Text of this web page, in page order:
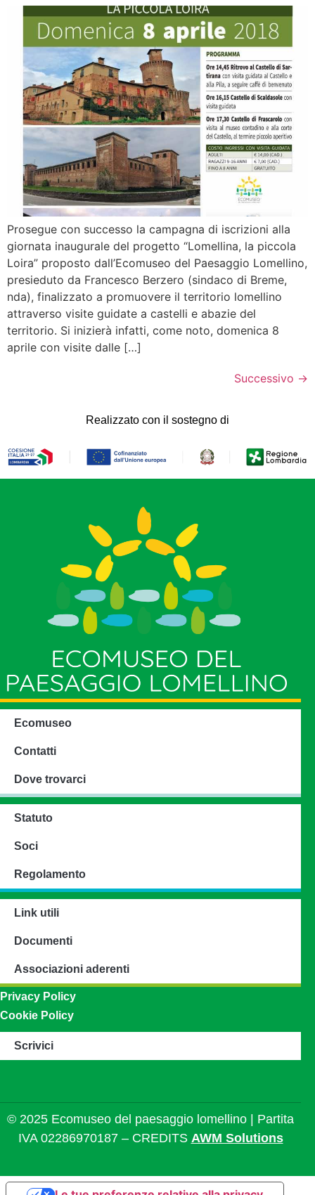
Prosegue con successo la campagna di iscrizioni alla
giornata inaugurale del progetto “Lomellina, la piccola
Loira” proposto dall’Ecomuseo del Paesaggio Lomellino,
presieduto da Francesco Berzero (sindaco di Breme,
nda), finalizzato a promuovere il territorio lomellino
attraverso visite guidate a castelli e abazie del
territorio. Si inizierà infatti, come noto, domenica 8
aprile con visite dalle […]
Successivo →
Realizzato con il sostegno di
Ecomuseo
Contatti
Dove trovarci
Statuto
Soci
Regolamento
Link utili
Documenti
Associazioni aderenti
Privacy Policy
Cookie Policy
Scrivici
© 2025 Ecomuseo del paesaggio lomellino | Partita
IVA 02286970187 – CREDITS AWM Solutions